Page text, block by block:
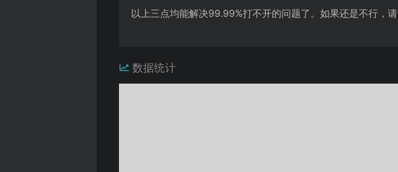
以上三点均能解决99.99%打不开的问题了。如果还是不行，请
数据统计